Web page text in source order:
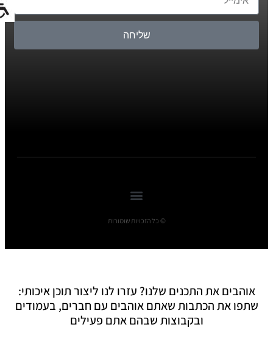
שליחה
© כל הזכויות שומורות
אוהבים את התכנים שלנו? עזרו לנו ליצור תוכן איכותי:
שתפו את הכתבות שאתם אוהבים עם חברים, בעמודים
ובקבוצות שבהם אתם פעילים